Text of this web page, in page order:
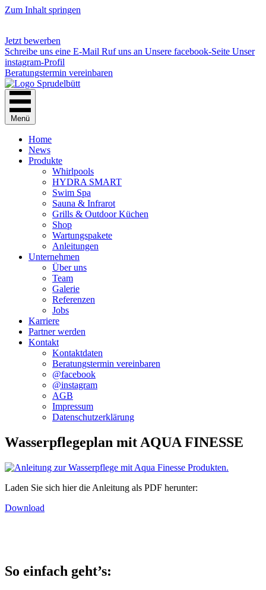
Zum Inhalt springen
Jetzt bewerben
Schreibe uns eine E-Mail Ruf uns an Unsere facebook-Seite Unser
instagram-Profil
Beratungstermin vereinbaren
Menü
Home
News
Produkte
Whirlpools
HYDRA SMART
Swim Spa
Sauna & Infrarot
Grills & Outdoor Küchen
Shop
Wartungspakete
Anleitungen
Unternehmen
Über uns
Team
Galerie
Referenzen
Jobs
Karriere
Partner werden
Kontakt
Kontaktdaten
Beratungstermin vereinbaren
@facebook
@instagram
AGB
Impressum
Datenschutzerklärung
Wasserpflegeplan mit AQUA FINESSE
Laden Sie sich hier die Anleitung als PDF herunter:
Download
So einfach geht’s: